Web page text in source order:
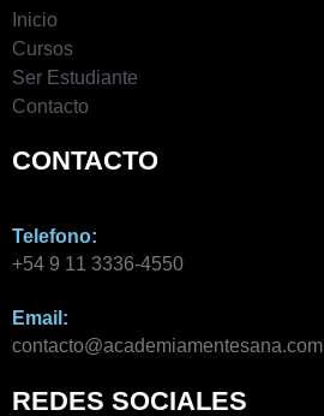
Inicio
Cursos
Ser Estudiante
Contacto
CONTACTO
Telefono:
+54 9 11 3336-4550​
Email:
contacto@academiamentesana.com​
REDES SOCIALES